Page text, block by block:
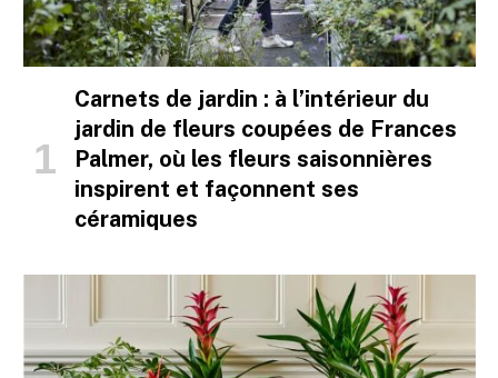
Carnets de jardin : à l’intérieur du
jardin de fleurs coupées de Frances
Palmer, où les fleurs saisonnières
inspirent et façonnent ses
céramiques